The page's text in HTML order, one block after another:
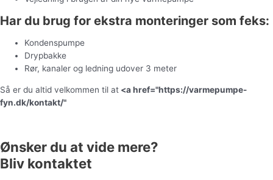
Har du brug for ekstra monteringer som feks:
Kondenspumpe
Drypbakke
Rør, kanaler og ledning udover 3 meter
Så er du altid velkommen til at <a href="https://varmepumpe-
fyn.dk/kontakt/"
Ønsker du at vide mere?
Bliv kontaktet